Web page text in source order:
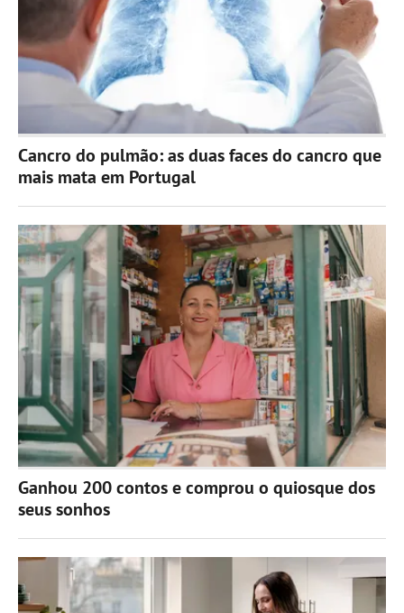
Cancro do pulmão: as duas faces do cancro que
mais mata em Portugal
Ganhou 200 contos e comprou o quiosque dos
seus sonhos